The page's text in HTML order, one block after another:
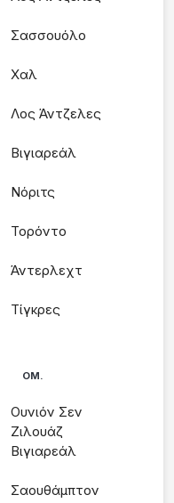
Σασσουόλο
Χαλ
Λος Άντζελες
Βιγιαρεάλ
Νόριτς
Τορόντο
Άντερλεχτ
Τίγκρες
ΟΜ.
Ουνιόν Σεν
Ζιλουάζ
Βιγιαρεάλ
Σαουθάμπτον